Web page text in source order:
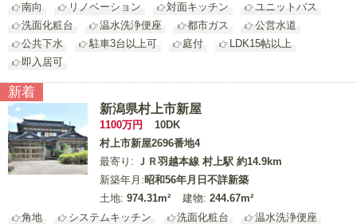
南向
リノベーション 対面キッチン
ユニットバス
洗面化粧台
温水洗浄便座 都市ガス
公営水道
公共下水
駐車3台以上可 庭付
LDK15帖以上
即入居可
新着
新潟県村上市新屋
1100万円
10DK
村上市新屋2696番地4
最寄り: ＪＲ羽越本線 村上駅 約14.9km
新築年月:昭和56年月日不詳新築
土地: 974.31m² 建物: 244.67m²
角地
システムキッチン 洗面化粧台
温水洗浄便座